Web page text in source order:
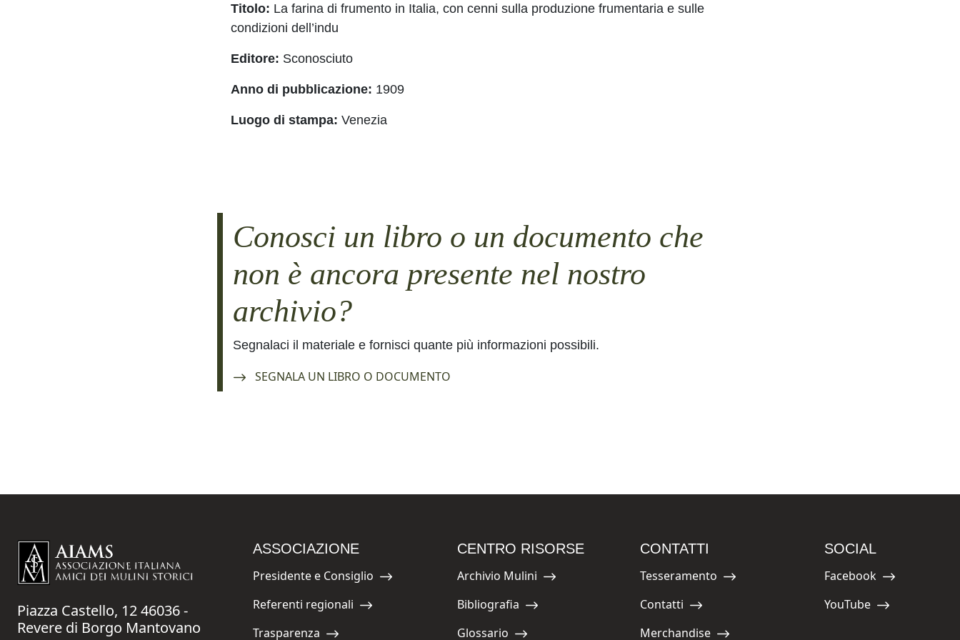
Titolo: La farina di frumento in Italia, con cenni sulla produzione frumentaria e sulle
condizioni dell’indu
Editore: Sconosciuto
Anno di pubblicazione: 1909
Luogo di stampa: Venezia
Conosci un libro o un documento che
non è ancora presente nel nostro
archivio?
Segnalaci il materiale e fornisci quante più informazioni possibili.
Navigate to:
SEGNALA UN LIBRO O DOCUMENTO
Piazza Castello, 12 46036 -
Revere di Borgo Mantovano
ASSOCIAZIONE
Navigate to:
Presidente e Consiglio
Navigate to:
Referenti regionali
Trasparenza
CENTRO RISORSE
Navigate to:
Archivio Mulini
Navigate to:
Bibliografia
Glossario
CONTATTI
Navigate to:
Tesseramento
Navigate to:
Contatti
Merchandise
SOCIAL
Navigate to:
Facebook
Navigate to:
YouTube